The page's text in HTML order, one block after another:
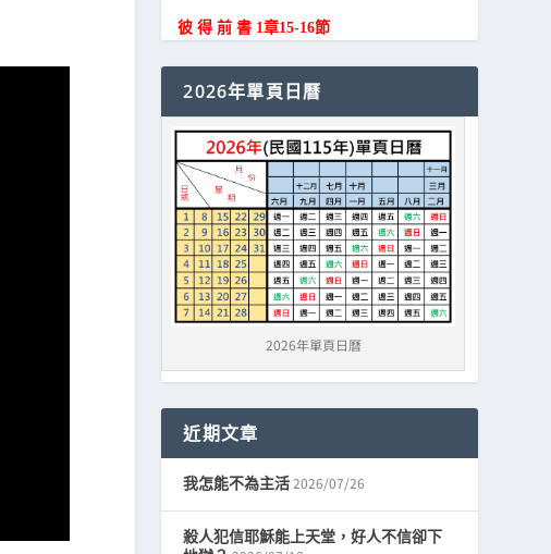
彼 得 前 書 1章15-16節
2026年單頁日曆
2026年單頁日曆
近期文章
我怎能不為主活 2026/07/26
殺人犯信耶穌能上天堂，好人不信卻下